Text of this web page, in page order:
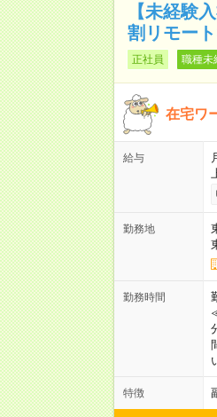
【未経験
割リモー
正社員 職種未
在宅ワ
給与
勤務地
勤務時間
特徴